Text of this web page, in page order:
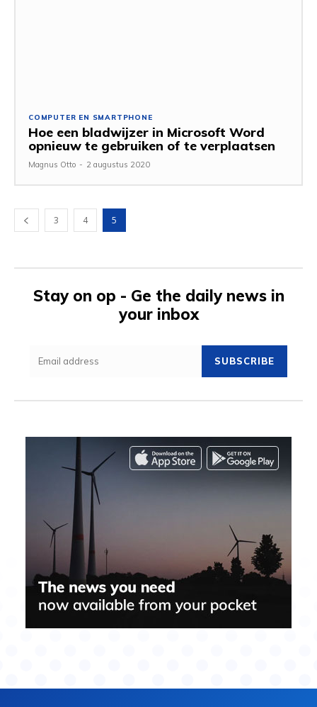
COMPUTER EN SMARTPHONE
Hoe een bladwijzer in Microsoft Word
opnieuw te gebruiken of te verplaatsen
Magnus Otto - 2 augustus 2020
3 4 5
Stay on op - Ge the daily news in
your inbox
SUBSCRIBE